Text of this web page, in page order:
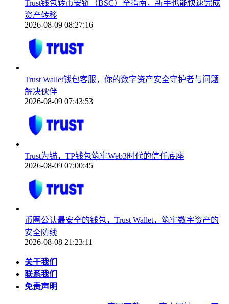
Trust钱包转币安链（BSC）全指南，新手也能快速完成
资产转移
2026-08-09 08:27:16
Trust Wallet钱包客服，你的数字资产安全守护者与问题
解决伙伴
2026-08-09 07:43:53
Trust为锚，TP钱包筑牢Web3时代的信任底座
2026-08-09 07:00:45
币圈公认最安全的钱包，Trust Wallet，筑牢数字资产的
安全防线
2026-08-08 21:23:11
关于我们
联系我们
免责声明